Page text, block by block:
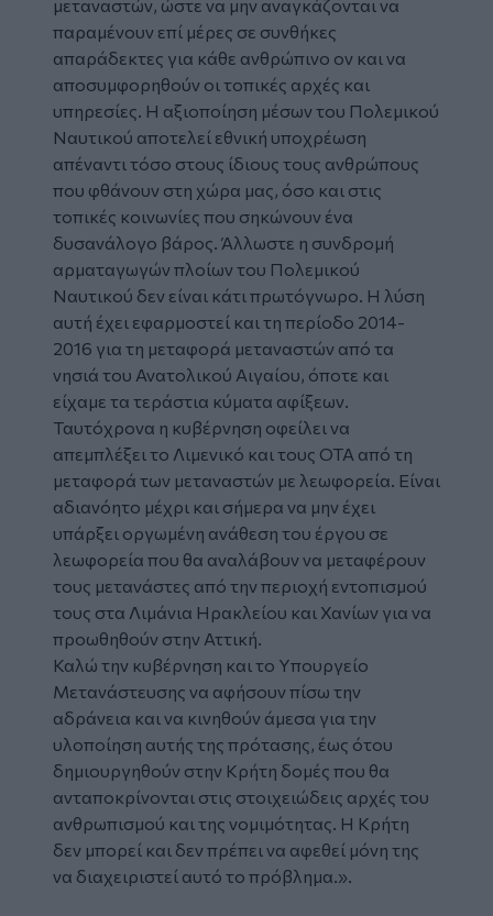
μεταναστών, ώστε να μην αναγκάζονται να
παραμένουν επί μέρες σε συνθήκες
απαράδεκτες για κάθε ανθρώπινο ον και να
αποσυμφορηθούν οι τοπικές αρχές και
υπηρεσίες. Η αξιοποίηση μέσων του Πολεμικού
Ναυτικού αποτελεί εθνική υποχρέωση
απέναντι τόσο στους ίδιους τους ανθρώπους
που φθάνουν στη χώρα μας, όσο και στις
τοπικές κοινωνίες που σηκώνουν ένα
δυσανάλογο βάρος. Άλλωστε η συνδρομή
αρματαγωγών πλοίων του Πολεμικού
Ναυτικού δεν είναι κάτι πρωτόγνωρο. Η λύση
αυτή έχει εφαρμοστεί και τη περίοδο 2014-
2016 για τη μεταφορά μεταναστών από τα
νησιά του Ανατολικού Αιγαίου, όποτε και
είχαμε τα τεράστια κύματα αφίξεων.
Ταυτόχρονα η κυβέρνηση οφείλει να
απεμπλέξει το Λιμενικό και τους ΟΤΑ από τη
μεταφορά των μεταναστών με λεωφορεία. Είναι
αδιανόητο μέχρι και σήμερα να μην έχει
υπάρξει οργωμένη ανάθεση του έργου σε
λεωφορεία που θα αναλάβουν να μεταφέρουν
τους μετανάστες από την περιοχή εντοπισμού
τους στα Λιμάνια Ηρακλείου και Χανίων για να
προωθηθούν στην Αττική.
Καλώ την κυβέρνηση και το Υπουργείο
Μετανάστευσης να αφήσουν πίσω την
αδράνεια και να κινηθούν άμεσα για την
υλοποίηση αυτής της πρότασης, έως ότου
δημιουργηθούν στην Κρήτη δομές που θα
ανταποκρίνονται στις στοιχειώδεις αρχές του
ανθρωπισμού και της νομιμότητας. Η Κρήτη
δεν μπορεί και δεν πρέπει να αφεθεί μόνη της
να διαχειριστεί αυτό το πρόβλημα.»